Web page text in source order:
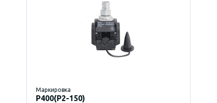
Маркировка
P400(Р2-150)